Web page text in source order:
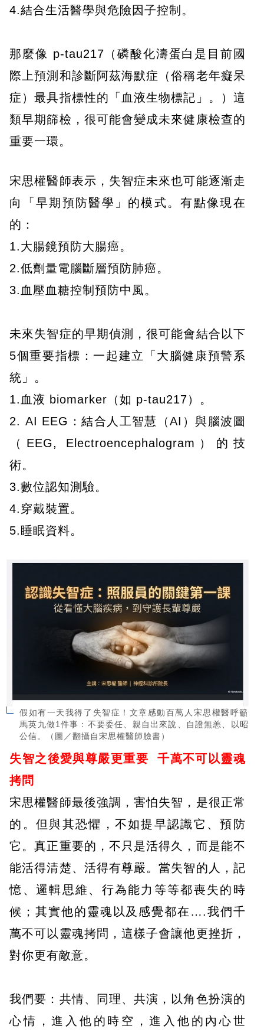
4.結合生活醫學與危險因子控制。
那麼像 p-tau217（磷酸化濤蛋白是目前國
際上預測和診斷阿茲海默症（俗稱老年癡呆
症）最具指標性的「血液生物標記」。）這
類早期篩檢，很可能會變成未來健康檢查的
重要一環。
宋思權醫師表示，失智症未來也可能逐漸走
向「早期預防醫學」的模式。有點像現在
的：
1.大腸鏡預防大腸癌。
2.低劑量電腦斷層預防肺癌。
3.血壓血糖控制預防中風。
未來失智症的早期偵測，很可能會結合以下
5個重要指標：一起建立「大腦健康預警系
統」。
1.血液 biomarker（如 p-tau217）。
2. AI EEG：結合人工智慧（AI）與腦波圖
（EEG, Electroencephalogram）的技
術。
3.數位認知測驗。
4.穿戴裝置。
5.睡眠資料。
假如有一天我得了失智症！文章感動百萬人宋思權醫呼籲
馬英九做1件事：不要委任、親自出來說、自證無恙、以昭
公信。（圖／翻攝自宋思權醫師臉書）
失智之後愛與尊嚴更重要千萬不可以靈魂
拷問
宋思權醫師最後強調，害怕失智，是很正常
的。但與其恐懼，不如提早認識它、預防
它。真正重要的，不只是活得久，而是能不
能活得清楚、活得有尊嚴。當失智的人，記
憶、邏輯思維、行為能力等等都喪失的時
候；其實他的靈魂以及感覺都在….我們千
萬不可以靈魂拷問，這樣子會讓他更挫折，
對你更有敵意。
我們要：共情、同理、共演，以角色扮演的
心情，進入他的時空，進入他的內心世